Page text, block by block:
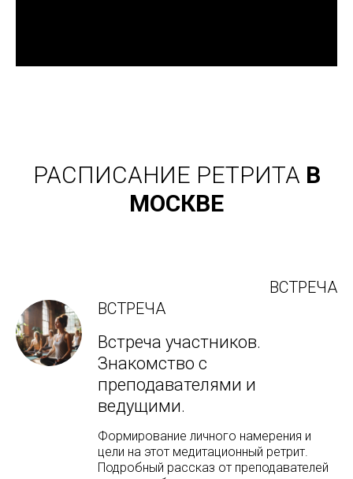
РАСПИСАНИЕ РЕТРИТА В
МОСКВЕ
ВСТРЕЧА
ВСТРЕЧА
Встреча участников.
Знакомство с
преподавателями и
ведущими.
Формирование личного намерения и
цели на этот медитационный ретрит.
Подробный рассказ от преподавателей